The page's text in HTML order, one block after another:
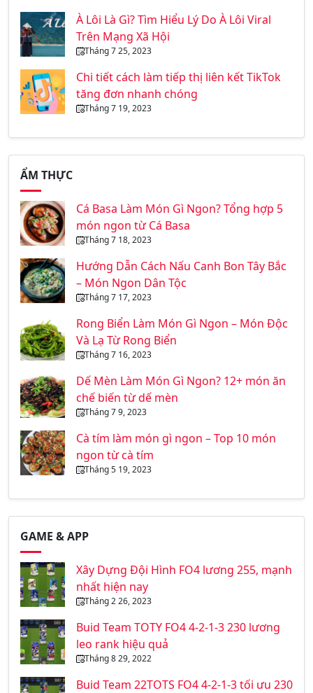
À Lôi Là Gì? Tìm Hiểu Lý Do À Lôi Viral
Trên Mạng Xã Hội
Tháng 7 25, 2023
Chi tiết cách làm tiếp thị liên kết TikTok
tăng đơn nhanh chóng
Tháng 7 19, 2023
ẨM THỰC
Cá Basa Làm Món Gì Ngon? Tổng hợp 5
món ngon từ Cá Basa
Tháng 7 18, 2023
Hướng Dẫn Cách Nấu Canh Bon Tây Bắc
– Món Ngon Dân Tộc
Tháng 7 17, 2023
Rong Biển Làm Món Gì Ngon – Món Độc
Và Lạ Từ Rong Biển
Tháng 7 16, 2023
Dế Mèn Làm Món Gì Ngon? 12+ món ăn
chế biến từ dế mèn
Tháng 7 9, 2023
Cà tím làm món gì ngon – Top 10 món
ngon từ cà tím
Tháng 5 19, 2023
GAME & APP
Xây Dựng Đội Hình FO4 lương 255, mạnh
nhất hiện nay
Tháng 2 26, 2023
Buid Team TOTY FO4 4-2-1-3 230 lương
leo rank hiệu quả
Tháng 8 29, 2022
Buid Team 22TOTS FO4 4-2-1-3 tối ưu 230